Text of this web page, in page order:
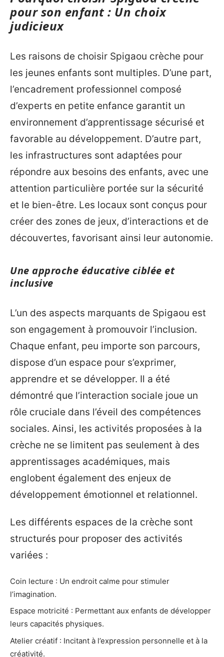
pour son enfant : Un choix
judicieux
Les raisons de choisir Spigaou crèche pour
les jeunes enfants sont multiples. D’une part,
l’encadrement professionnel composé
d’experts en petite enfance garantit un
environnement d’apprentissage sécurisé et
favorable au développement. D’autre part,
les infrastructures sont adaptées pour
répondre aux besoins des enfants, avec une
attention particulière portée sur la sécurité
et le bien-être. Les locaux sont conçus pour
créer des zones de jeux, d’interactions et de
découvertes, favorisant ainsi leur autonomie.
Une approche éducative ciblée et
inclusive
L’un des aspects marquants de Spigaou est
son engagement à promouvoir l’inclusion.
Chaque enfant, peu importe son parcours,
dispose d’un espace pour s’exprimer,
apprendre et se développer. Il a été
démontré que l’interaction sociale joue un
rôle cruciale dans l’éveil des compétences
sociales. Ainsi, les activités proposées à la
crèche ne se limitent pas seulement à des
apprentissages académiques, mais
englobent également des enjeux de
développement émotionnel et relationnel.
Les différents espaces de la crèche sont
structurés pour proposer des activités
variées :
Coin lecture : Un endroit calme pour stimuler
l’imagination.
Espace motricité : Permettant aux enfants de développer
leurs capacités physiques.
Atelier créatif : Incitant à l’expression personnelle et à la
créativité.